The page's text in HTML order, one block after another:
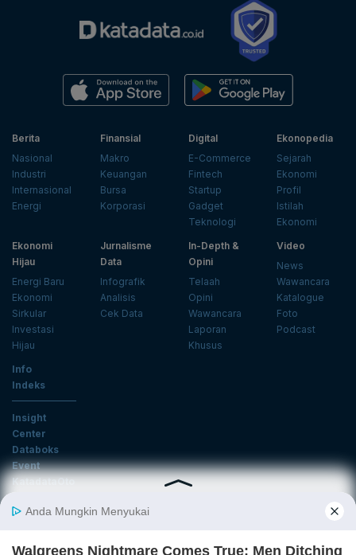
Berita
Nasional
Industri
Internasional
Energi
Finansial
Makro
Keuangan
Bursa
Korporasi
Digital
E-Commerce
Fintech
Startup
Gadget
Teknologi
Ekonopedia
Sejarah
Ekonomi
Profil
Istilah
Ekonomi
Ekonomi
Hijau
Energi Baru
Ekonomi
Sirkular
Investasi
Hijau
Jurnalisme
Data
Infografik
Analisis
Cek Data
In-Depth &
Opini
Telaah
Opini
Wawancara
Laporan
Khusus
Video
News
Wawancara
Katalogue
Foto
Podcast
Info
Indeks
Insight
Center
Databoks
Event
KatadataOto
Email